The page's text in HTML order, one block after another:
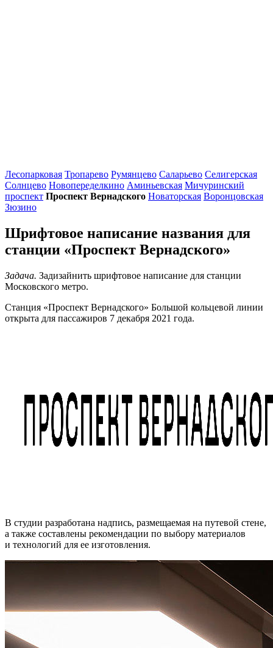
Лесопарковая Тропарево Румянцево Саларьево Селигерская
Солнцево Новопеределкино Аминьевская Мичуринский
проспект Проспект Вернадского Новаторская Воронцовская
Зюзино
Шрифтовое написание названия для
станции «Проспект Вернадского»
Задача. Задизайнить шрифтовое написание для станции
Московского метро.
Станция «Проспект Вернадского» Большой кольцевой линии
открыта для пассажиров 7 декабря 2021 года.
В студии разработана надпись, размещаемая на путевой стене,
а также составлены рекомендации по выбору материалов
и технологий для ее изготовления.